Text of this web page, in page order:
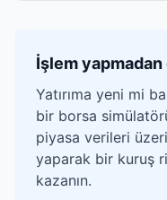
İşlem
Yatırıma yeni mi
bir borsa
piyasa verileri
yaparak bir kuruş
kazanın.